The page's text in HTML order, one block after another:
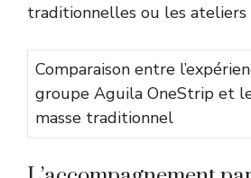
traditionnelles ou les ateliers
Comparaison entre
groupe Aguila OneStrip et
masse traditionnel